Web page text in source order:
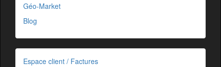
Géo-Market
Blog
Espace client / Factures